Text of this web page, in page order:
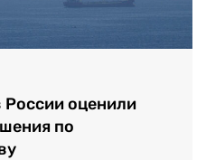
России оценили
по